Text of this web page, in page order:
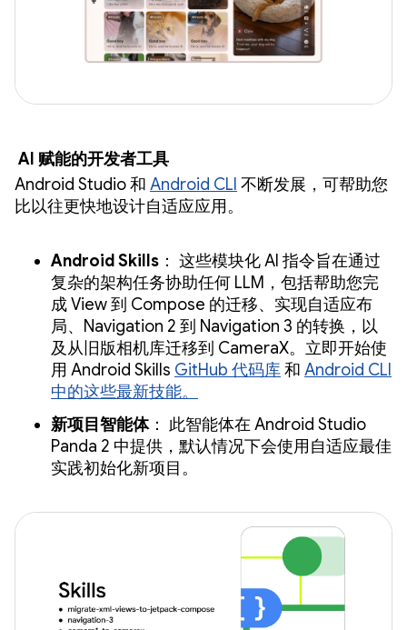
AI 赋能的开发者工具
Android Studio 和 Android CLI 不断发展，可帮助您
比以往更快地设计自适应应用。
Android Skills ： 这些模块化 AI 指令旨在通过
复杂的架构任务协助任何 LLM，包括帮助您完
成 View 到 Compose 的迁移、实现自适应布
局、Navigation 2 到 Navigation 3 的转换，以
及从旧版相机库迁移到 CameraX。立即开始使
用 Android Skills GitHub 代码库和 Android CLI
中的这些最新技能。
新项目智能体： 此智能体在 Android Studio
Panda 2 中提供，默认情况下会使用自适应最佳
实践初始化新项目。